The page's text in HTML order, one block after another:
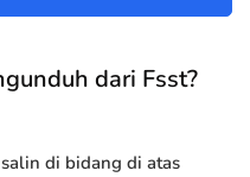
dari Fsst?
di bidang di atas